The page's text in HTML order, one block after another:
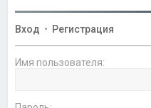
Вход • Регистрация
Имя пользователя: